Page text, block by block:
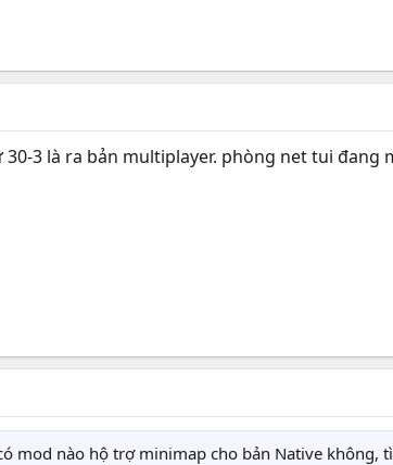
3 là ra bản multiplayer. phòng net tui đang
mod nào hộ trợ minimap cho bản Native không,